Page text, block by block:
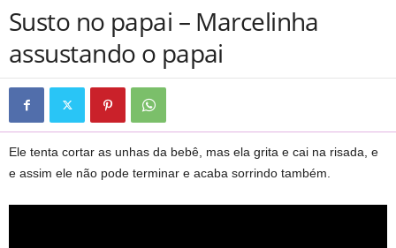
Susto no papai – Marcelinha
assustando o papai
Ele tenta cortar as unhas da bebê, mas ela grita e cai na risada, e
e assim ele não pode terminar e acaba sorrindo também.